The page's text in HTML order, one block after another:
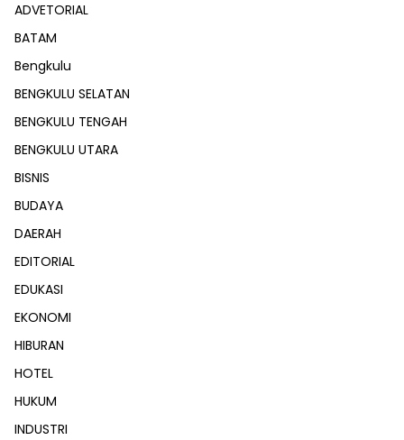
ADVETORIAL
BATAM
Bengkulu
BENGKULU SELATAN
BENGKULU TENGAH
BENGKULU UTARA
BISNIS
BUDAYA
DAERAH
EDITORIAL
EDUKASI
EKONOMI
HIBURAN
HOTEL
HUKUM
INDUSTRI